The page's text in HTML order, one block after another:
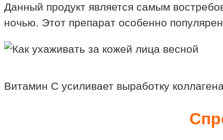
Данный продукт является самым
ночью. Этот препарат особенно
Витамин С усиливает выработку